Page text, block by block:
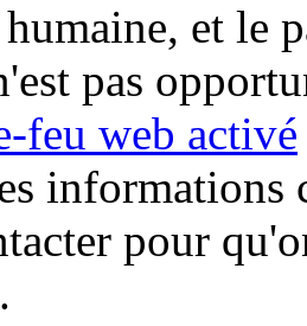
et le
pas
feu web activé
informations
pour